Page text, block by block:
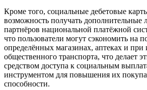
Кроме того, социальные дебетовые
возможность получать дополнительные
партнёров национальной платёжной
что пользователи могут сэкономить на
определённых магазинах, аптеках и при
общественного транспорта, что делает
средством доступа к социальным
инструментом для повышения их
способности.